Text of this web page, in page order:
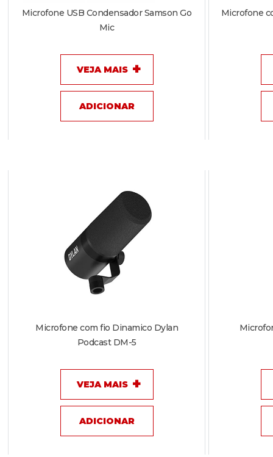
Microfone USB Condensador Samson Go
Mic
VEJA MAIS
ADICIONAR
Microfone
Microfone com fio Dinamico Dylan
Podcast DM-5
VEJA MAIS
ADICIONAR